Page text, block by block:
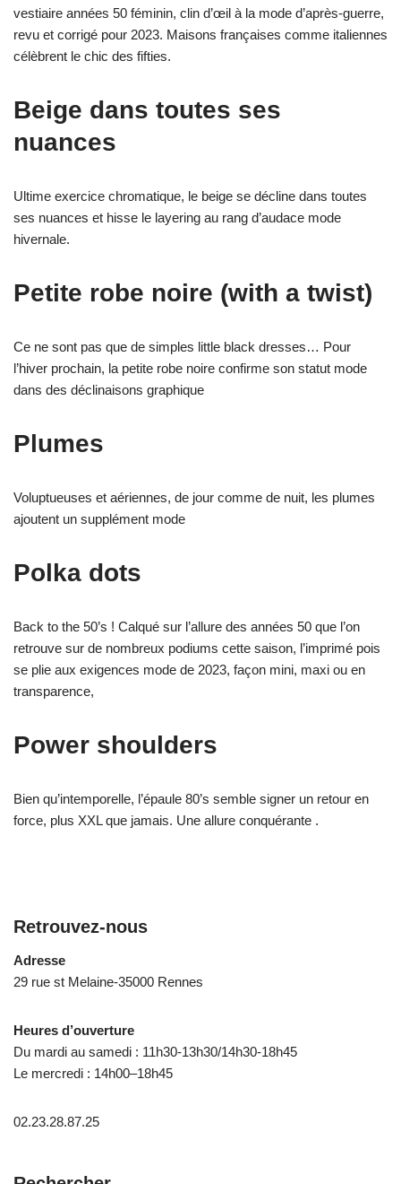
vestiaire années 50 féminin, clin d’œil à la mode d’après-guerre,
revu et corrigé pour 2023. Maisons françaises comme italiennes
célèbrent le chic des fifties.
Beige dans toutes ses
nuances
Ultime exercice chromatique, le beige se décline dans toutes
ses nuances et hisse le layering au rang d’audace mode
hivernale.
Petite robe noire (with a twist)
Ce ne sont pas que de simples little black dresses… Pour
l’hiver prochain, la petite robe noire confirme son statut mode
dans des déclinaisons graphique
Plumes
Voluptueuses et aériennes, de jour comme de nuit, les plumes
ajoutent un supplément mode
Polka dots
Back to the 50’s ! Calqué sur l’allure des années 50 que l’on
retrouve sur de nombreux podiums cette saison, l’imprimé pois
se plie aux exigences mode de 2023, façon mini, maxi ou en
transparence,
Power shoulders
Bien qu’intemporelle, l’épaule 80’s semble signer un retour en
force, plus XXL que jamais. Une allure conquérante .
Retrouvez-nous
Adresse
29 rue st Melaine-35000 Rennes
Heures d’ouverture
Du mardi au samedi : 11h30-13h30/14h30-18h45
Le mercredi : 14h00–18h45
02.23.28.87.25